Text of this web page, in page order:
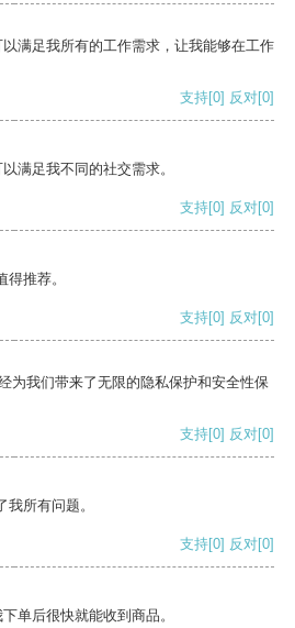
满足我所有的工作需求，让我能够在工作
支持[0] 反对[0]
满足我不同的社交需求。
支持[0] 反对[0]
推荐。
支持[0] 反对[0]
为我们带来了无限的隐私保护和安全性保
支持[0] 反对[0]
所有问题。
支持[0] 反对[0]
单后很快就能收到商品。